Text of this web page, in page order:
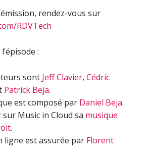
rendez-vous sur
RDVTech
:
sont Jeff Clavier, Cédric
Patrick Beja.
est composé par Daniel Beja.
sur Music in Cloud sa musique
.
ligne est assurée par Florent